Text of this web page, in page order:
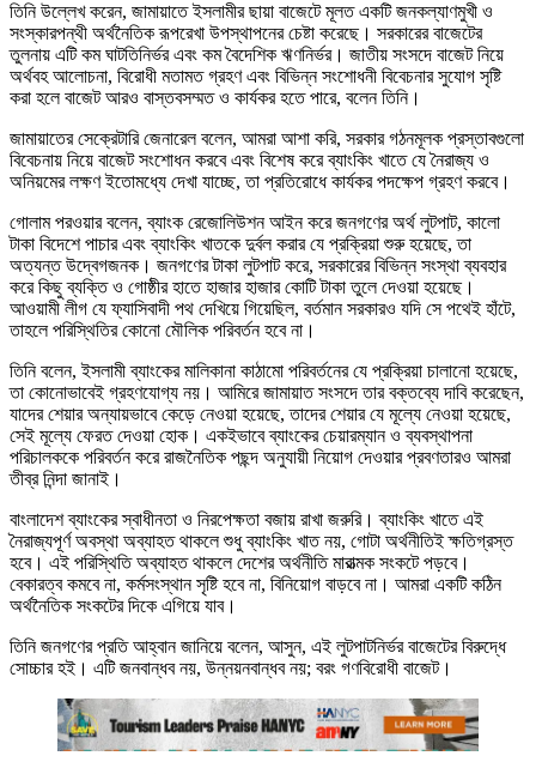
তিনি উল্লেখ করেন, জামায়াতে ইসলামীর ছায়া বাজেটে মূলত একটি জনকল্যাণমুখী ও
সংস্কারপন্থী অর্থনৈতিক রূপরেখা উপস্থাপনের চেষ্টা করেছে। সরকারের বাজেটের
তুলনায় এটি কম ঘাটতিনির্ভর এবং কম বৈদেশিক ঋণনির্ভর। জাতীয় সংসদে বাজেট নিয়ে
অর্থবহ আলোচনা, বিরোধী মতামত গ্রহণ এবং বিভিন্ন সংশোধনী বিবেচনার সুযোগ সৃষ্টি
করা হলে বাজেট আরও বাস্তবসম্মত ও কার্যকর হতে পারে, বলেন তিনি।
জামায়াতের সেক্রেটারি জেনারেল বলেন, আমরা আশা করি, সরকার গঠনমূলক প্রস্তাবগুলো
বিবেচনায় নিয়ে বাজেট সংশোধন করবে এবং বিশেষ করে ব্যাংকিং খাতে যে নৈরাজ্য ও
অনিয়মের লক্ষণ ইতোমধ্যে দেখা যাচ্ছে, তা প্রতিরোধে কার্যকর পদক্ষেপ গ্রহণ করবে।
গোলাম পরওয়ার বলেন, ব্যাংক রেজোলিউশন আইন করে জনগণের অর্থ লুটপাট, কালো
টাকা বিদেশে পাচার এবং ব্যাংকিং খাতকে দুর্বল করার যে প্রক্রিয়া শুরু হয়েছে, তা
অত্যন্ত উদ্বেগজনক। জনগণের টাকা লুটপাট করে, সরকারের বিভিন্ন সংস্থা ব্যবহার
করে কিছু ব্যক্তি ও গোষ্ঠীর হাতে হাজার হাজার কোটি টাকা তুলে দেওয়া হয়েছে।
আওয়ামী লীগ যে ফ্যাসিবাদী পথ দেখিয়ে গিয়েছিল, বর্তমান সরকারও যদি সে পথেই হাঁটে,
তাহলে পরিস্থিতির কোনো মৌলিক পরিবর্তন হবে না।
তিনি বলেন, ইসলামী ব্যাংকের মালিকানা কাঠামো পরিবর্তনের যে প্রক্রিয়া চালানো হয়েছে,
তা কোনোভাবেই গ্রহণযোগ্য নয়। আমিরে জামায়াত সংসদে তার বক্তব্যে দাবি করেছেন,
যাদের শেয়ার অন্যায়ভাবে কেড়ে নেওয়া হয়েছে, তাদের শেয়ার যে মূল্যে নেওয়া হয়েছে,
সেই মূল্যে ফেরত দেওয়া হোক। একইভাবে ব্যাংকের চেয়ারম্যান ও ব্যবস্থাপনা
পরিচালককে পরিবর্তন করে রাজনৈতিক পছন্দ অনুযায়ী নিয়োগ দেওয়ার প্রবণতারও আমরা
তীব্র নিন্দা জানাই।
বাংলাদেশ ব্যাংকের স্বাধীনতা ও নিরপেক্ষতা বজায় রাখা জরুরি। ব্যাংকিং খাতে এই
নৈরাজ্যপূর্ণ অবস্থা অব্যাহত থাকলে শুধু ব্যাংকিং খাত নয়, গোটা অর্থনীতিই ক্ষতিগ্রস্ত
হবে। এই পরিস্থিতি অব্যাহত থাকলে দেশের অর্থনীতি মারাত্মক সংকটে পড়বে।
বেকারত্ব কমবে না, কর্মসংস্থান সৃষ্টি হবে না, বিনিয়োগ বাড়বে না। আমরা একটি কঠিন
অর্থনৈতিক সংকটের দিকে এগিয়ে যাব।
তিনি জনগণের প্রতি আহ্বান জানিয়ে বলেন, আসুন, এই লুটপাটনির্ভর বাজেটের বিরুদ্ধে
সোচ্চার হই। এটি জনবান্ধব নয়, উন্নয়নবান্ধব নয়; বরং গণবিরোধী বাজেট।